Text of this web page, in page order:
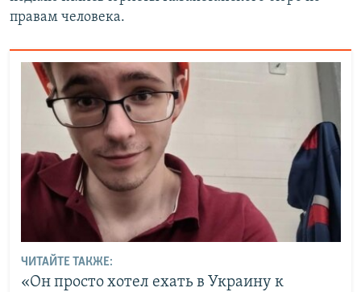
правам человека.
ЧИТАЙТЕ ТАКЖЕ:
«Он просто хотел ехать в Украину к